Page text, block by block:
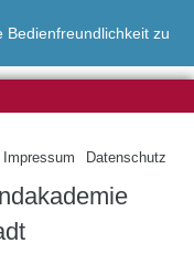
Bedienfreundlichkeit zu
Impressum Datenschutz